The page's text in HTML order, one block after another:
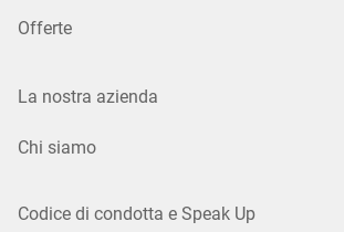
Offerte
La nostra azienda
Chi siamo
Codice di condotta e Speak Up